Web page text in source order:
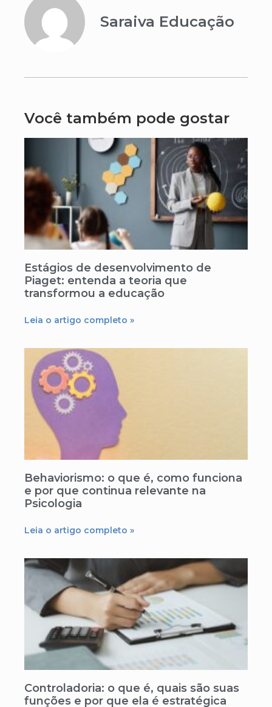
Saraiva Educação
Você também pode gostar
Estágios de desenvolvimento de
Piaget: entenda a teoria que
transformou a educação
Leia o artigo completo »
Behaviorismo: o que é, como funciona
e por que continua relevante na
Psicologia
Leia o artigo completo »
Controladoria: o que é, quais são suas
funções e por que ela é estratégica